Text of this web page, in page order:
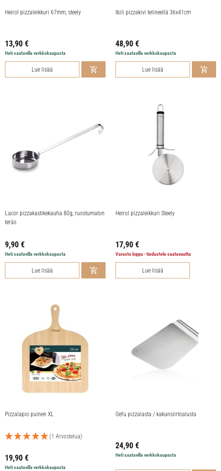
Heirol pizzaleikkuri 67mm, steely
13,90 €
Heti saatavilla verkkokaupasta
Lue lisää
Ibili pizzakivi telineellä 36x41cm
48,90 €
Heti saatavilla verkkokaupasta
Lue lisää
Lacor pizzakastikekauha 80g, ruostumaton
teräs
9,90 €
Heti saatavilla verkkokaupasta
Lue lisää
Heirol pizzaleikkuri Steely
17,90 €
Varasto loppu - tiedustele saatavuutta
Lue lisää
Pizzalapio puinen XL
(1 Arvostelua)
19,90 €
Heti saatavilla verkkokaupasta
Gefu pizzalasta / kakunsiirtoalusta
24,90 €
Heti saatavilla verkkokaupasta